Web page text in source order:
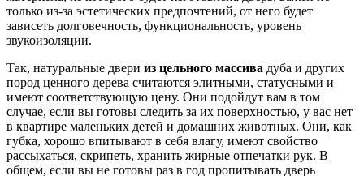
только из-за эстетических предпочтений, от него будет
зависеть долговечность, функциональность, уровень
звукоизоляции.
Так, натуральные двери из цельного массива дуба и других
пород ценного дерева считаются элитными, статусными и
имеют соответствующую цену. Они подойдут вам в том
случае, если вы готовы следить за их поверхностью, у вас нет
в квартире маленьких детей и домашних животных. Они, как
губка, хорошо впитывают в себя влагу, имеют свойство
рассыхаться, скрипеть, хранить жирные отпечатки рук. В
общем, если вы не готовы раз в год пропитывать дверь